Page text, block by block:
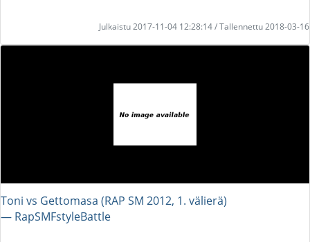
Julkaistu 2017-11-04 12:28:14 / Tallennettu 2018-03-16
Toni vs Gettomasa (RAP SM 2012, 1. välierä)
― RapSMFstyleBattle